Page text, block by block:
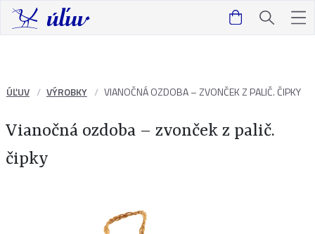
ÚĽUV VÝROBKY VIANOČNÁ OZDOBA – ZVONČEK Z PALIČ. ČIPKY
Vianočná ozdoba – zvonček z palič.
čipky